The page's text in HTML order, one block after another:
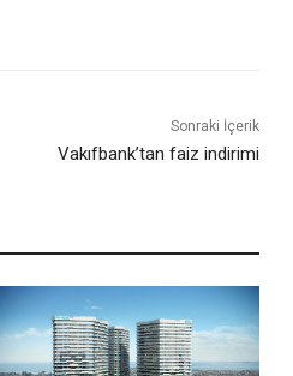
Sonraki İçerik
Vakıfbank’tan faiz indirimi